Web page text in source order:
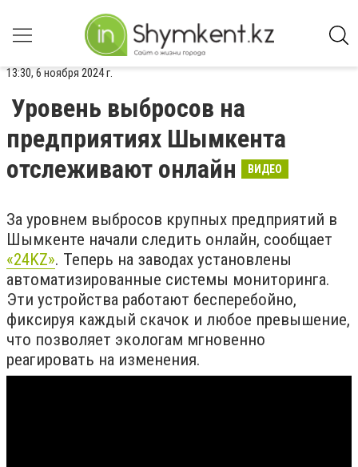
13:30, 6 ноября 2024 г.
Уровень выбросов на
предприятиях Шымкента
отслеживают онлайн
ВИДЕО
За уровнем выбросов крупных предприятий в
Шымкенте начали следить онлайн, сообщает
«24KZ». Теперь на заводах установлены
автоматизированные системы мониторинга.
Эти устройства работают бесперебойно,
фиксируя каждый скачок и любое превышение,
что позволяет экологам мгновенно
реагировать на изменения.